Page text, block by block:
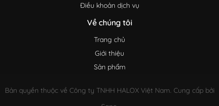
Điều khoản dịch vụ
Về chúng tôi
Trang chủ
Giới thiệu
Sản phẩm
Bản quyền thuộc về Công ty TNHH HALOX Việt Nam. Cung cấp bởi